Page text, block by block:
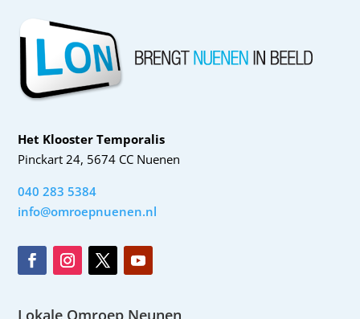
Het Klooster Temporalis
Pinckart 24, 5674 CC Nuenen
040 283 5384
info@omroepnuenen.nl
Lokale Omroep Neunen